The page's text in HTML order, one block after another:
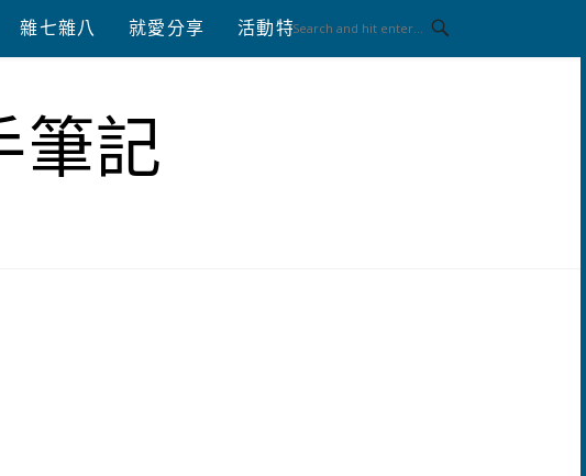
雜七雜八 就愛分享 活動特區 體驗分享
筆記